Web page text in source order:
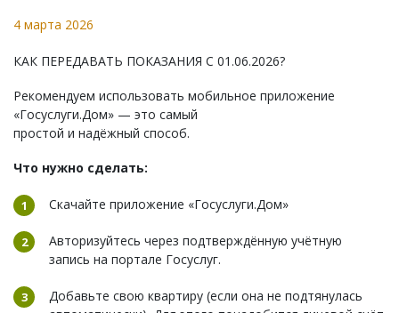
4 марта 2026
КАК ПЕРЕДАВАТЬ ПОКАЗАНИЯ С 01.06.2026?
Рекомендуем использовать мобильное приложение
«Госуслуги.Дом» — это самый
простой и надёжный способ.
Что нужно сделать:
Скачайте приложение «Госуслуги.Дом»
Авторизуйтесь через подтверждённую учётную
запись на портале Госуслуг.
Добавьте свою квартиру (если она не подтянулась